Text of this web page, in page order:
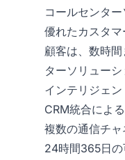
コールセンタ
優れたカスタ
顧客は、数時
ターソリュー
インテリジェ
CRM統合によ
複数の通信チ
24時間365日の